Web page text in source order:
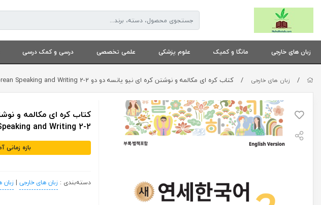
زبان های خارجی مانگا و کمیک علوم پزشکی علمی تخصصی درسی و کمک درسی
/ زبان های خارجی / کتاب کره ای مکالمه و نوشتن کره ای نیو یانسه دو دو 새 연세한국어 말하기와 쓰기 New Yonsei Korean Speaking and Writing 2-2
and Writing 2-2
بازه زمانی
دسته‌بندی : زبان های خارجی |